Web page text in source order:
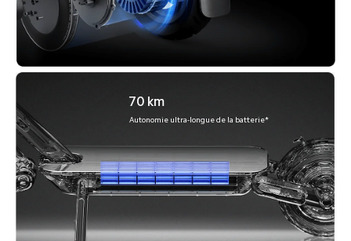
70 km
Autonomie ultra-longue de la batterie*